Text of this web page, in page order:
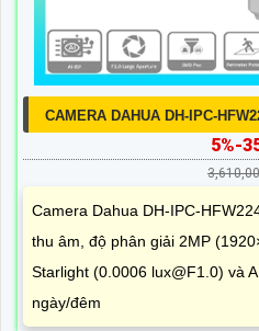
CAMERA DAHUA DH-IPC-
5%-
Camera Dahua DH-IPC-
thu âm, độ phân giải 2MP
Starlight (0.0006 lux@F1.0) và
ngày/đêm